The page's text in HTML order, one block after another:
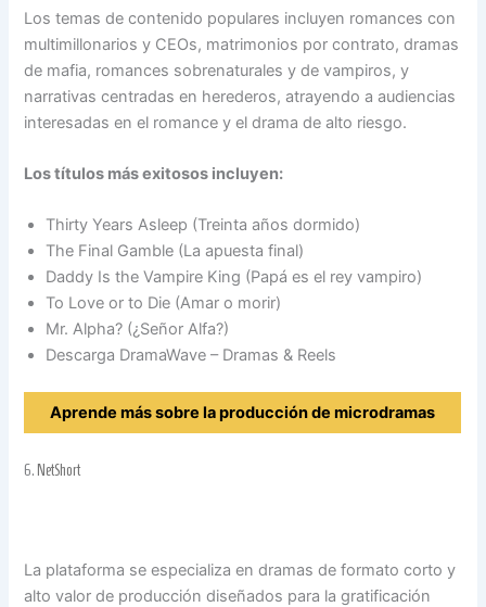
Los temas de contenido populares incluyen romances con
multimillonarios y CEOs, matrimonios por contrato, dramas
de mafia, romances sobrenaturales y de vampiros, y
narrativas centradas en herederos, atrayendo a audiencias
interesadas en el romance y el drama de alto riesgo.
Los títulos más exitosos incluyen:
Thirty Years Asleep (Treinta años dormido)
The Final Gamble (La apuesta final)
Daddy Is the Vampire King (Papá es el rey vampiro)
To Love or to Die (Amar o morir)
Mr. Alpha? (¿Señor Alfa?)
Descarga DramaWave – Dramas & Reels
Aprende más sobre la producción de microdramas
6. NetShort
La plataforma se especializa en dramas de formato corto y
alto valor de producción diseñados para la gratificación